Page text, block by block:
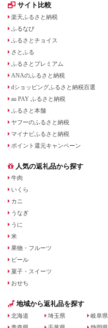
サイト比較
楽天ふるさと納税
ふるなび
ふるさとチョイス
さとふる
ふるさとプレミアム
ANAのふるさと納税
dショッピングふるさと納税百選
au PAY ふるさと納税
ふるさと本舗
ヤフーのふるさと納税
マイナビふるさと納税
ポイント還元キャンペーン
人気の返礼品から探す
牛肉
いくら
カニ
うなぎ
うに
米
果物・フルーツ
ビール
菓子・スイーツ
おせち
地域から返礼品を探す
北海道
埼玉県
岐阜県